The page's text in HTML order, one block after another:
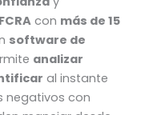
FCRA con más de 15
software de
analizar
al instante
negativos con